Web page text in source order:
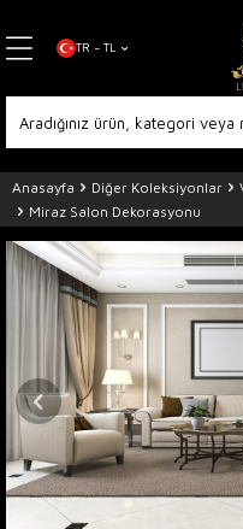
TR − TL
Anasayfa Diğer Koleksiyonlar
Miraz Salon Dekorasyonu